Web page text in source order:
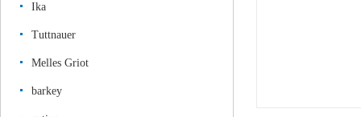
Ika
Tuttnauer
Melles Griot
barkey